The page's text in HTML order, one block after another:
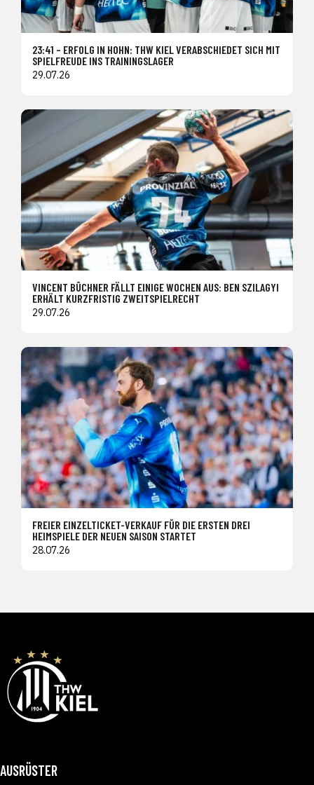
23:41 – ERFOLG IN HOHN: THW KIEL VERABSCHIEDET SICH MIT
SPIELFREUDE INS TRAININGSLAGER
29.07.26
VINCENT BÜCHNER FÄLLT EINIGE WOCHEN AUS: BEN SZILAGYI
ERHÄLT KURZFRISTIG ZWEITSPIELRECHT
29.07.26
FREIER EINZELTICKET-VERKAUF FÜR DIE ERSTEN DREI
HEIMSPIELE DER NEUEN SAISON STARTET
28.07.26
AUSRÜSTER